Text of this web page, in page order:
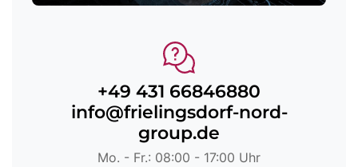
+49 431 66846880
info@frielingsdorf-nord-
group.de
Mo. - Fr.: 08:00 - 17:00 Uhr